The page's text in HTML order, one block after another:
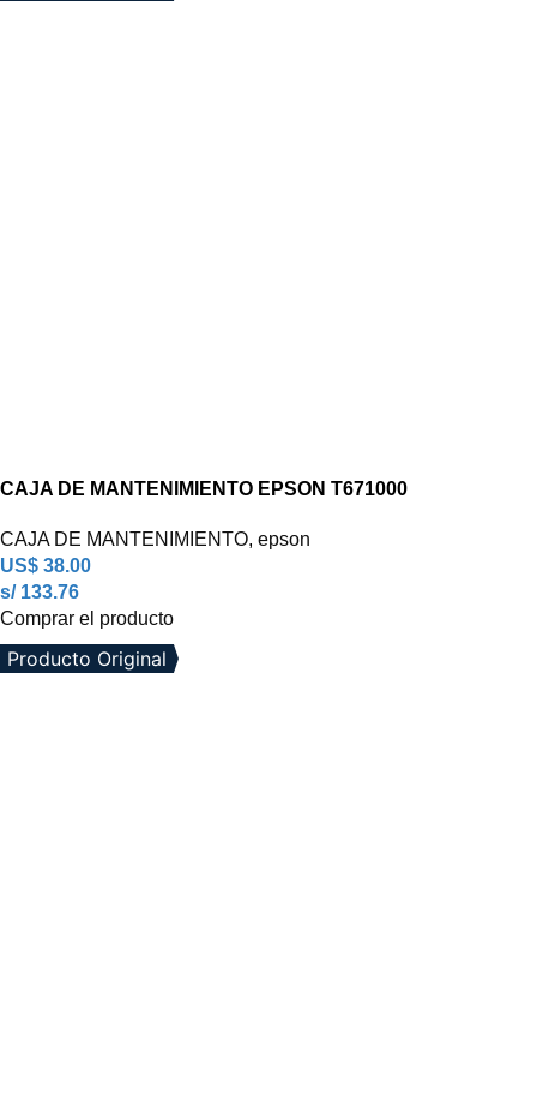
CAJA DE MANTENIMIENTO EPSON T671000
CAJA DE MANTENIMIENTO, epson
US$ 38.00
s/ 133.76
Comprar el producto
Producto Original